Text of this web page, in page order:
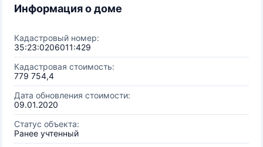
Информация о доме
Кадастровый номер:
35:23:0206011:429
Кадастровая стоимость:
779 754,4
Дата обновления стоимости:
09.01.2020
Статус объекта:
Ранее учтенный